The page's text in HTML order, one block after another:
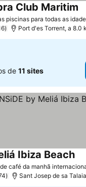
piscinas para todas as
Club Maritim
Port d'es Torrent, a 8.0
de 11 sites
café da manhã
Ibiza Beach